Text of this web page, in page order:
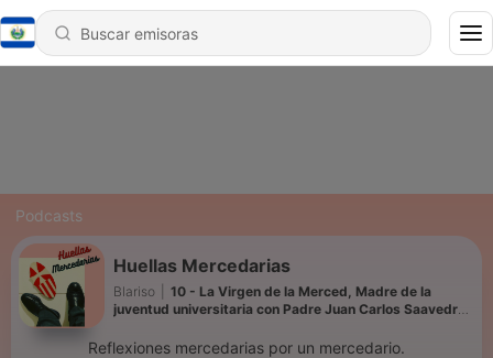
Podcasts
Huellas Mercedarias
Blariso
10 - La Virgen de la Merced, Madre de la
juventud universitaria con Padre Juan Carlos Saavedra
Reflexiones mercedarias por un mercedario.